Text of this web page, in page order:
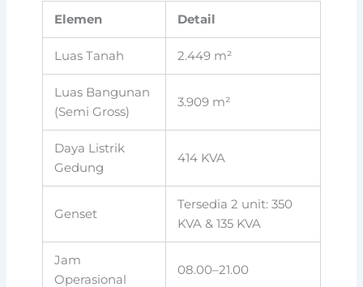
Elemen Detail
Luas Tanah 2.449 m²
Luas Bangunan
(Semi Gross)
3.909 m²
Daya Listrik
Gedung
414 KVA
Genset
Tersedia 2 unit: 350
KVA & 135 KVA
Jam
Operasional
08.00–21.00